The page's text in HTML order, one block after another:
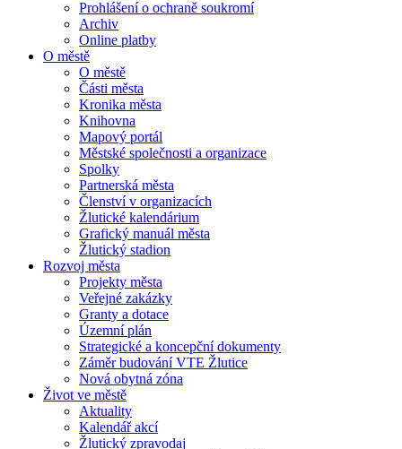
Prohlášení o ochraně soukromí
Archiv
Online platby
O městě
O městě
Části města
Kronika města
Knihovna
Mapový portál
Městské společnosti a organizace
Spolky
Partnerská města
Členství v organizacích
Žlutické kalendárium
Grafický manuál města
Žlutický stadion
Rozvoj města
Projekty města
Veřejné zakázky
Granty a dotace
Územní plán
Strategické a koncepční dokumenty
Záměr budování VTE Žlutice
Nová obytná zóna
Život ve městě
Aktuality
Kalendář akcí
Žlutický zpravodaj